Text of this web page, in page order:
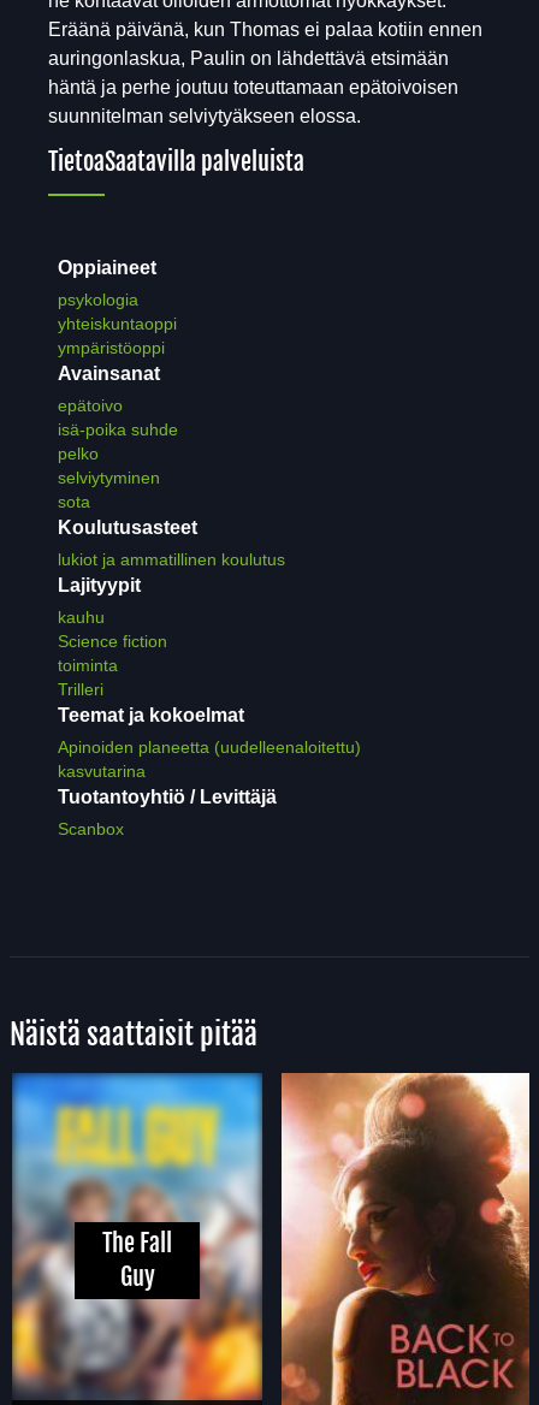
Eräänä päivänä, kun Thomas ei palaa kotiin ennen
auringonlaskua, Paulin on lähdettävä etsimään
häntä ja perhe joutuu toteuttamaan epätoivoisen
suunnitelman selviytyäkseen elossa.
TietoaSaatavilla palveluista
Oppiaineet
psykologia
yhteiskuntaoppi
ympäristöoppi
Avainsanat
epätoivo
isä-poika suhde
pelko
selviytyminen
sota
Koulutusasteet
lukiot ja ammatillinen koulutus
Lajityypit
kauhu
Science fiction
toiminta
Trilleri
Teemat ja kokoelmat
Apinoiden planeetta (uudelleenaloitettu)
kasvutarina
Tuotantoyhtiö / Levittäjä
Scanbox
Näistä saattaisit pitää
The Fall
Guy